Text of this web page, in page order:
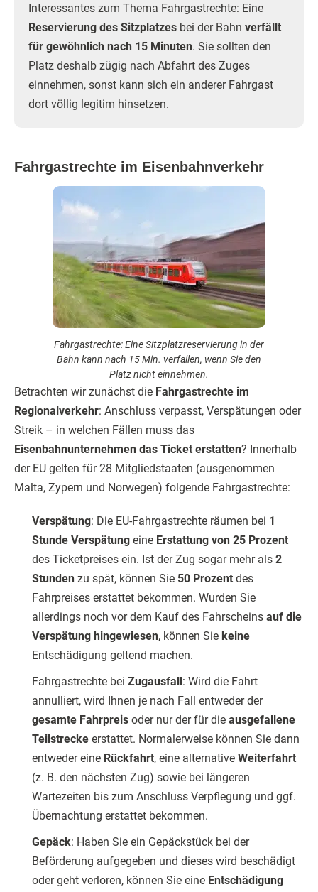
Interessantes zum Thema Fahrgastrechte: Eine
Reservierung des Sitzplatzes bei der Bahn verfällt
für gewöhnlich nach 15 Minuten. Sie sollten den
Platz deshalb zügig nach Abfahrt des Zuges
einnehmen, sonst kann sich ein anderer Fahrgast
dort völlig legitim hinsetzen.
Fahrgastrechte im Eisenbahnverkehr
Fahrgastrechte: Eine Sitzplatzreservierung in der
Bahn kann nach 15 Min. verfallen, wenn Sie den
Platz nicht einnehmen.
Betrachten wir zunächst die Fahrgastrechte im
Regionalverkehr: Anschluss verpasst, Verspätungen oder
Streik – in welchen Fällen muss das
Eisenbahnunternehmen das Ticket erstatten? Innerhalb
der EU gelten für 28 Mitgliedstaaten (ausgenommen
Malta, Zypern und Norwegen) folgende Fahrgastrechte:
Verspätung: Die EU-Fahrgastrechte räumen bei 1
Stunde Verspätung eine Erstattung von 25 Prozent
des Ticketpreises ein. Ist der Zug sogar mehr als 2
Stunden zu spät, können Sie 50 Prozent des
Fahrpreises erstattet bekommen. Wurden Sie
allerdings noch vor dem Kauf des Fahrscheins auf die
Verspätung hingewiesen, können Sie keine
Entschädigung geltend machen.
Fahrgastrechte bei Zugausfall: Wird die Fahrt
annulliert, wird Ihnen je nach Fall entweder der
gesamte Fahrpreis oder nur der für die ausgefallene
Teilstrecke erstattet. Normalerweise können Sie dann
entweder eine Rückfahrt, eine alternative Weiterfahrt
(z. B. den nächsten Zug) sowie bei längeren
Wartezeiten bis zum Anschluss Verpflegung und ggf.
Übernachtung erstattet bekommen.
Gepäck: Haben Sie ein Gepäckstück bei der
Beförderung aufgegeben und dieses wird beschädigt
oder geht verloren, können Sie eine Entschädigung